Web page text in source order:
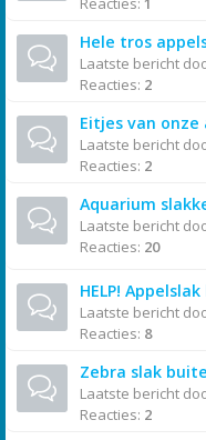
Hele tros
Laatste bericht
Reacties: 2
Eitjes van onze
Laatste bericht
Reacties: 2
Aquarium
Laatste bericht
Reacties: 20
HELP!
Laatste bericht
Reacties: 8
Zebra slak
Laatste bericht
Reacties: 2